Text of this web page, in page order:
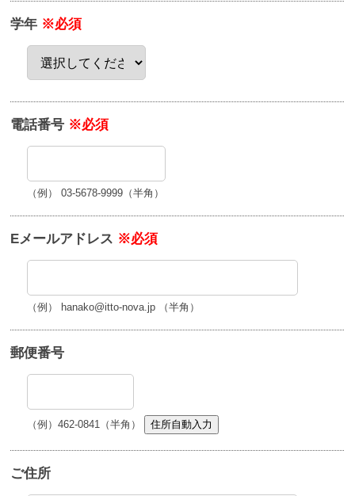
学年 ※必須
電話番号 ※必須
（例） 03-5678-9999（半角）
Eメールアドレス ※必須
（例） hanako@itto-nova.jp （半角）
郵便番号
（例）462-0841（半角） 住所自動入力
ご住所